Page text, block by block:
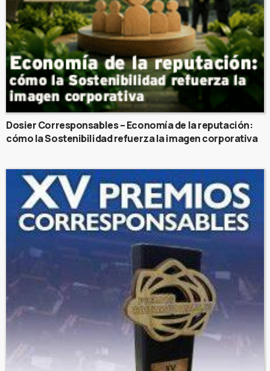
Dosier Corresponsables – Economía de la reputación:
cómo la Sostenibilidad refuerza la imagen corporativa